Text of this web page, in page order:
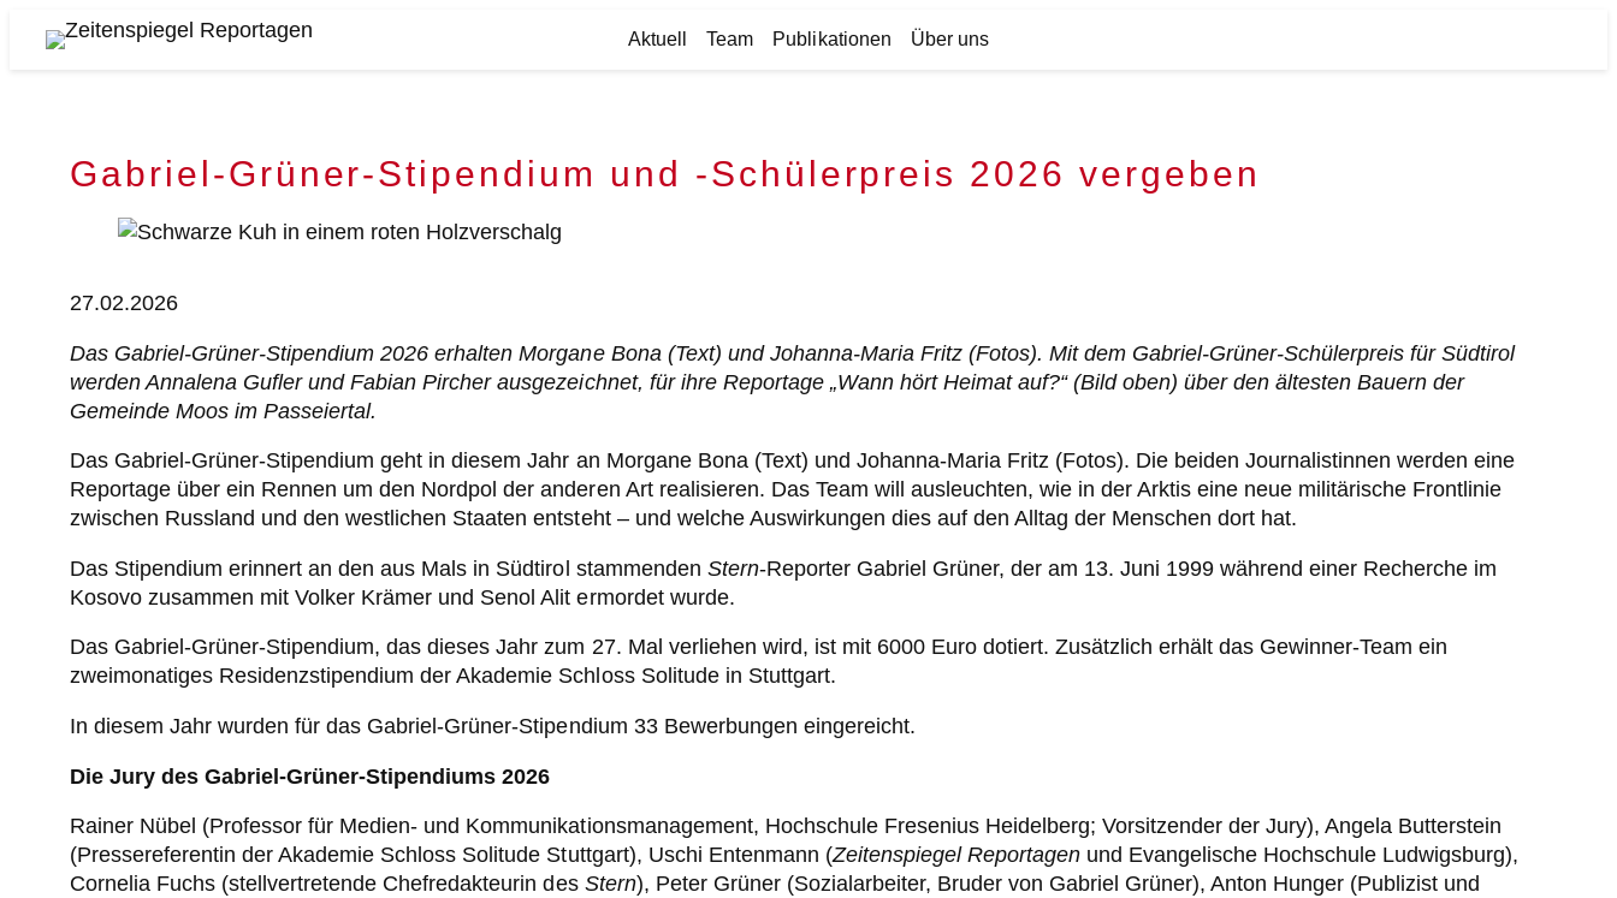
InhaltZeitenspiegel
Aktuell Team Publikationen Über uns
Gabriel-Grüner-Stipendium und -Schülerpreis 2026 vergeben
27.02.2026
Das Gabriel-Grüner-Stipendium 2026 erhalten Morgane Bona (Text) und Johanna-Maria Fritz (Fotos). Mit dem Gabriel-Grüner-Schülerpreis für Südtirol
werden Annalena Gufler und Fabian Pircher ausgezeichnet, für ihre Reportage „Wann hört Heimat auf?“ (Bild oben) über den ältesten Bauern der
Gemeinde Moos im Passeiertal.
Das Gabriel-Grüner-Stipendium geht in diesem Jahr an Morgane Bona (Text) und Johanna-Maria Fritz (Fotos). Die beiden Journalistinnen werden eine
Reportage über ein Rennen um den Nordpol der anderen Art realisieren. Das Team will ausleuchten, wie in der Arktis eine neue militärische Frontlinie
zwischen Russland und den westlichen Staaten entsteht – und welche Auswirkungen dies auf den Alltag der Menschen dort hat.
Das Stipendium erinnert an den aus Mals in Südtirol stammenden Stern-Reporter Gabriel Grüner, der am 13. Juni 1999 während einer Recherche im
Kosovo zusammen mit Volker Krämer und Senol Alit ermordet wurde.
Das Gabriel-Grüner-Stipendium, das dieses Jahr zum 27. Mal verliehen wird, ist mit 6000 Euro dotiert. Zusätzlich erhält das Gewinner-Team ein
zweimonatiges Residenzstipendium der Akademie Schloss Solitude in Stuttgart.
In diesem Jahr wurden für das Gabriel-Grüner-Stipendium 33 Bewerbungen eingereicht.
Die Jury des Gabriel-Grüner-Stipendiums 2026
Rainer Nübel (Professor für Medien- und Kommunikationsmanagement, Hochschule Fresenius Heidelberg; Vorsitzender der Jury), Angela Butterstein
(Pressereferentin der Akademie Schloss Solitude Stuttgart), Uschi Entenmann (Zeitenspiegel Reportagen und Evangelische Hochschule Ludwigsburg),
Cornelia Fuchs (stellvertretende Chefredakteurin des Stern), Peter Grüner (Sozialarbeiter, Bruder von Gabriel Grüner), Anton Hunger (Publizist und